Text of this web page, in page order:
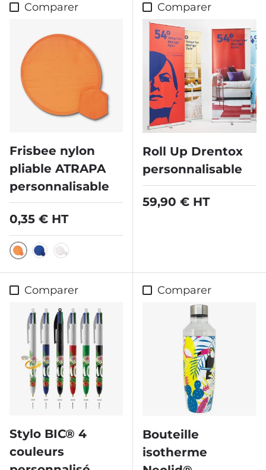
Comparer
Frisbee nylon
pliable ATRAPA
personnalisable
Prix habituel
0,35 € HT
Orange
Comparer
Roll Up Drentox
personnalisable
Prix habituel
59,90 € HT
Comparer
Stylo BIC® 4
couleurs
Comparer
Bouteille
isotherme